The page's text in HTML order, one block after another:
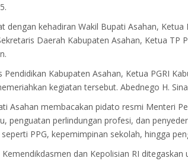
dengan kehadiran Wakil Bupati Asahan,
Daerah Kabupaten Asahan, Ketua
Pendidikan Kabupaten Asahan, Ketua PGRI
kegiatan tersebut. Abednego H.
Asahan membacakan pidato resmi Menteri
penguatan perlindungan profesi, dan
PPG, kepemimpinan sekolah, hingga
dan Kepolisian RI